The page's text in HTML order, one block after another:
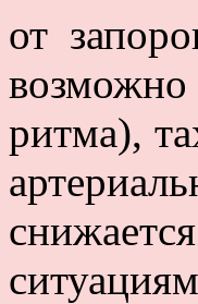
от
ритма),